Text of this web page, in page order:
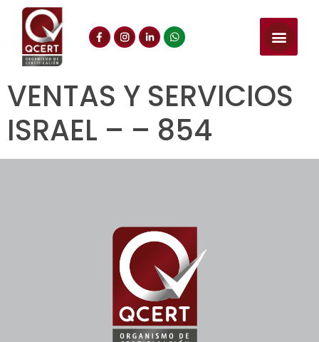
VENTAS Y SERVICIOS
ISRAEL – – 854